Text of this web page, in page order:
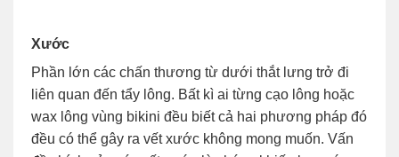
Xước
Phần lớn các chấn thương từ dưới thắt lưng trở đi
liên quan đến tẩy lông. Bất kì ai từng cạo lông hoặc
wax lông vùng bikini đều biết cả hai phương pháp đó
đều có thể gây ra vết xước không mong muốn. Vấn